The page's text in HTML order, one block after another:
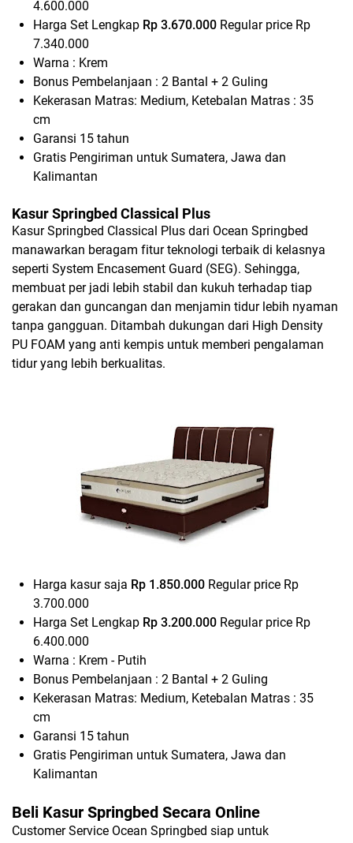
4.600.000
Harga Set Lengkap Rp 3.670.000 Regular price Rp
7.340.000
Warna : Krem
Bonus Pembelanjaan : 2 Bantal + 2 Guling
Kekerasan Matras: Medium, Ketebalan Matras : 35
cm
Garansi 15 tahun
Gratis Pengiriman untuk Sumatera, Jawa dan
Kalimantan
Kasur Springbed Classical Plus
Kasur Springbed Classical Plus dari Ocean Springbed
manawarkan beragam fitur teknologi terbaik di kelasnya
seperti System Encasement Guard (SEG). Sehingga,
membuat per jadi lebih stabil dan kukuh terhadap tiap
gerakan dan guncangan dan menjamin tidur lebih nyaman
tanpa gangguan. Ditambah dukungan dari High Density
PU FOAM yang anti kempis untuk memberi pengalaman
tidur yang lebih berkualitas.
Harga kasur saja Rp 1.850.000 Regular price Rp
3.700.000
Harga Set Lengkap Rp 3.200.000 Regular price Rp
6.400.000
Warna : Krem - Putih
Bonus Pembelanjaan : 2 Bantal + 2 Guling
Kekerasan Matras: Medium, Ketebalan Matras : 35
cm
Garansi 15 tahun
Gratis Pengiriman untuk Sumatera, Jawa dan
Kalimantan
Beli Kasur Springbed Secara Online
Customer Service Ocean Springbed siap untuk